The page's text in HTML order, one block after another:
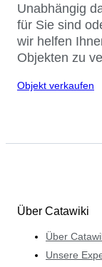
Unabhängig
für Sie sind
wir helfen
Objekten zu
Objekt verkaufen
Über Catawiki
Über
Unsere